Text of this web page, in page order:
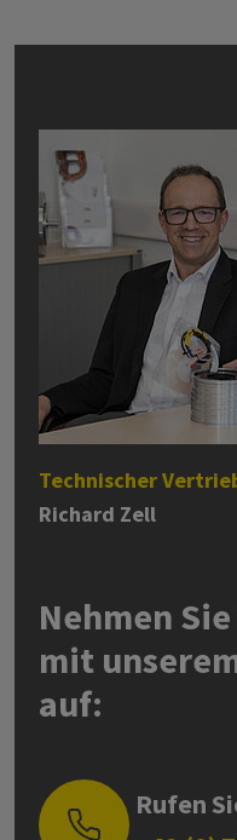
Technischer
Richard Zell
Nehmen
mit
auf:
Rufen